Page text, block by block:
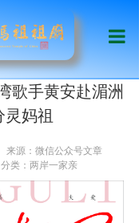
天下
祖庙
歌手黄安赴湄洲
妈祖
来源：微信公众号文章
分类：两岸一家亲